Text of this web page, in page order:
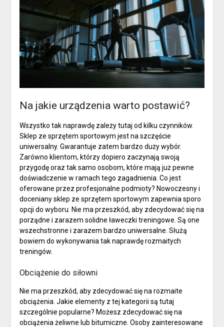
Na jakie urządzenia warto postawić?
Wszystko tak naprawdę zależy tutaj od kilku czynników.
Sklep ze sprzętem sportowym jest na szczęście
uniwersalny. Gwarantuje zatem bardzo duży wybór.
Zarówno klientom, którzy dopiero zaczynają swoją
przygodę oraz tak samo osobom, które mają już pewne
doświadczenie w ramach tego zagadnienia. Co jest
oferowane przez profesjonalne podmioty? Nowoczesny i
doceniany sklep ze sprzętem sportowym zapewnia sporo
opcji do wyboru. Nie ma przeszkód, aby zdecydować się na
porządne i zarazem solidne ławeczki treningowe. Są one
wszechstronne i zarazem bardzo uniwersalne. Służą
bowiem do wykonywania tak naprawdę rozmaitych
treningów.
Obciążenie do siłowni
Nie ma przeszkód, aby zdecydować się na rozmaite
obciążenia. Jakie elementy z tej kategorii są tutaj
szczególnie popularne? Możesz zdecydować się na
obciążenia żeliwne lub bitumiczne. Osoby zainteresowane